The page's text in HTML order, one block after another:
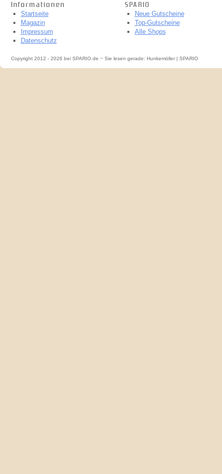
Informationen
Startseite
Magazin
Impressum
Datenschutz
SPARIO
Neue Gutscheine
Top-Gutscheine
Alle Shops
Copyright 2012 - 2026 bei SPARIO.de ~ Sie lesen gerade: Hunkemöller | SPARIO